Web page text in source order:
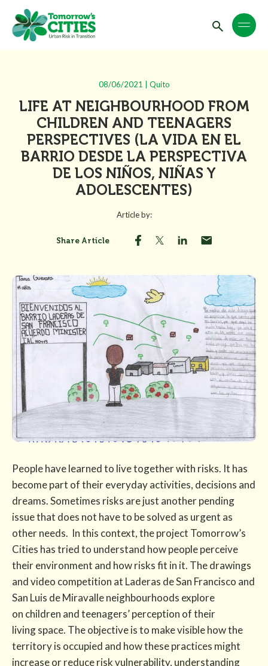
08/06/2021 | Quito
LIFE AT NEIGHBOURHOOD FROM
CHILDREN AND TEENAGERS
PERSPECTIVES (LA VIDA EN EL
BARRIO DESDE LA PERSPECTIVA
DE LOS NIÑOS, NIÑAS Y
ADOLESCENTES)
Article by:
Share Article
People have learned to live together with risks. It has
become part of their everyday activities, decisions and
dreams. Sometimes risks are just another pending
issue that does not have to be solved as urgent as
other needs. In this context, the project Tomorrow’s
Cities has tried to understand how people perceive
their environment and how risks fit in it. The drawings
and video competition at Laderas de San Francisco and
San Luis de Miravalle neighbourhoods explore
on children and teenagers’ perception of their
living space. The objective is to make visible how the
territory is occupied and how these practices might
increase or reduce risk vulnerability, understanding